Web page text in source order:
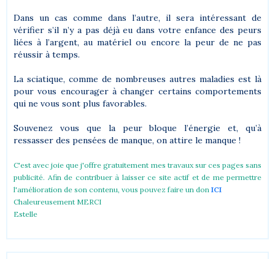
Dans un cas comme dans l’autre, il sera intéressant de
vérifier s’il n’y a pas déjà eu dans votre enfance des peurs
liées à l’argent, au matériel ou encore la peur de ne pas
réussir à temps.
La sciatique, comme de nombreuses autres maladies est là
pour vous encourager à changer certains comportements
qui ne vous sont plus favorables.
Souvenez vous que la peur bloque l’énergie et, qu’à
ressasser des pensées de manque, on attire le manque !
C'est avec joie que j'offre gratuitement mes travaux sur ces pages sans
publicité. Afin de contribuer à laisser ce site actif et de me permettre
l'amélioration de son contenu, vous pouvez faire un don ICI
Chaleureusement MERCI
Estelle